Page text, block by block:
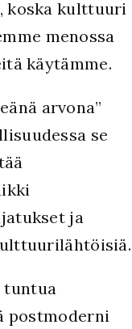
koska kulttuuri
menossa
käytämme.
arvona”
se
ja
tuntua
postmoderni